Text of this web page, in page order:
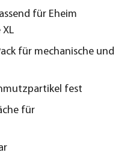
für Eheim
für mechanische und
fest
für